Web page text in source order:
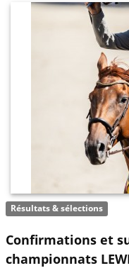
Résultats & sélections
Confirmations et
championnats